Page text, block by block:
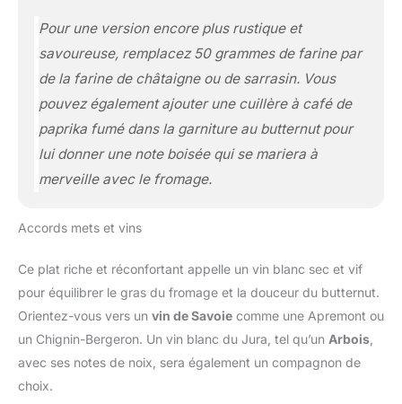
Pour une version encore plus rustique et
savoureuse, remplacez 50 grammes de farine par
de la farine de châtaigne ou de sarrasin. Vous
pouvez également ajouter une cuillère à café de
paprika fumé dans la garniture au butternut pour
lui donner une note boisée qui se mariera à
merveille avec le fromage.
Accords mets et vins
Ce plat riche et réconfortant appelle un vin blanc sec et vif
pour équilibrer le gras du fromage et la douceur du butternut.
Orientez-vous vers un vin de Savoie comme une Apremont ou
un Chignin-Bergeron. Un vin blanc du Jura, tel qu’un Arbois
avec ses notes de noix, sera également un compagnon de
choix.